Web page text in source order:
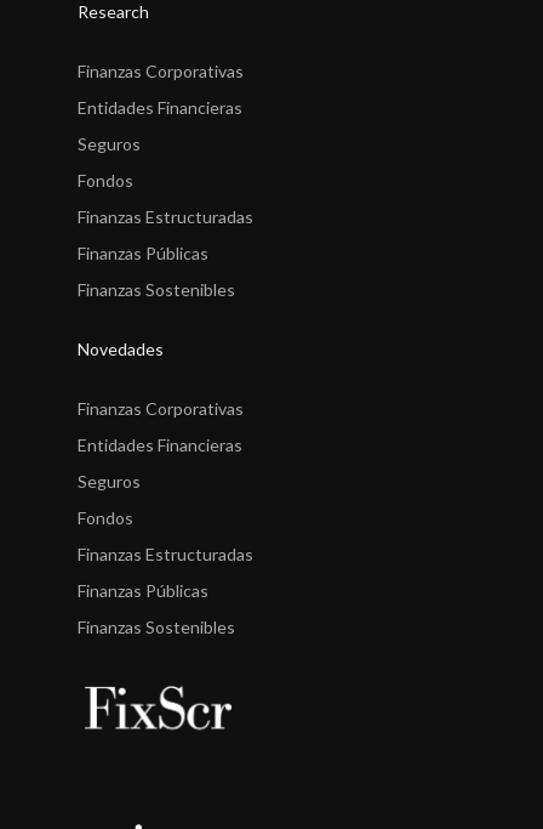
Research
Finanzas Corporativas
Entidades Financieras
Seguros
Fondos
Finanzas Estructuradas
Finanzas Públicas
Finanzas Sostenibles
Novedades
Finanzas Corporativas
Entidades Financieras
Seguros
Fondos
Finanzas Estructuradas
Finanzas Públicas
Finanzas Sostenibles